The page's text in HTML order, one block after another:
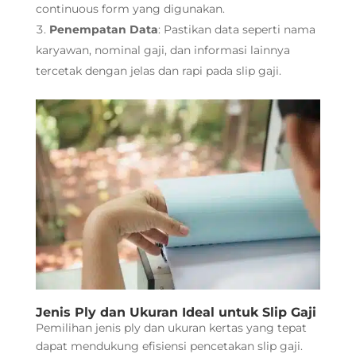
continuous form yang digunakan.
Penempatan Data: Pastikan data seperti nama
karyawan, nominal gaji, dan informasi lainnya
tercetak dengan jelas dan rapi pada slip gaji.
Jenis Ply dan Ukuran Ideal untuk Slip Gaji
Pemilihan jenis ply dan ukuran kertas yang tepat
dapat mendukung efisiensi pencetakan slip gaji.